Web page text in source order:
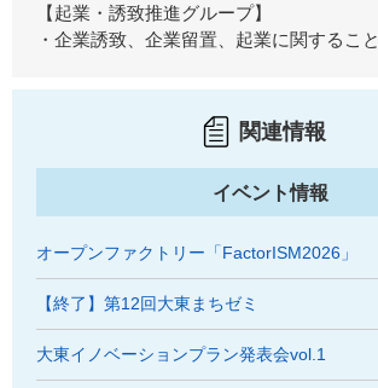
【起業・誘致推進グループ】
・企業誘致、企業留置、起業に関すること
関連情報
イベント情報
オープンファクトリー「FactorISM2026」
【終了】第12回大東まちゼミ
大東イノベーションプラン発表会vol.1